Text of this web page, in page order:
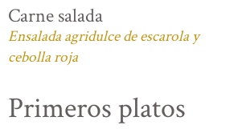
Carne salada
Ensalada agridulce de escarola y
cebolla roja
Primeros platos